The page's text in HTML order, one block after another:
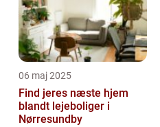
06 maj 2025
Find jeres næste hjem
blandt lejeboliger i
Nørresundby